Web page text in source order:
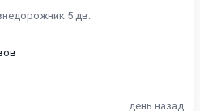
5 дв.
день назад